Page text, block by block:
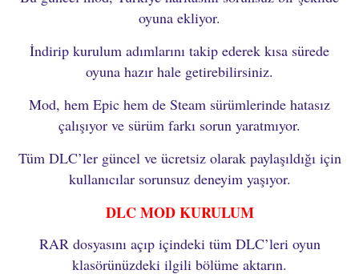
oyuna ekliyor.
İndirip kurulum adımlarını takip ederek kısa sürede
oyuna hazır hale getirebilirsiniz.
Mod, hem Epic hem de Steam sürümlerinde hatasız
çalışıyor ve sürüm farkı sorun yaratmıyor.
Tüm DLC’ler güncel ve ücretsiz olarak paylaşıldığı için
kullanıcılar sorunsuz deneyim yaşıyor.
DLC MOD KURULUM
RAR dosyasını açıp içindeki tüm DLC’leri oyun
klasörünüzdeki ilgili bölüme aktarın.